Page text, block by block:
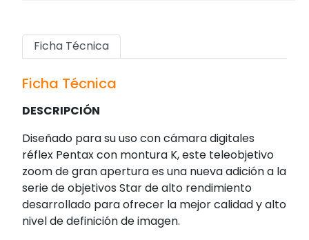
Ficha Técnica
Ficha Técnica
DESCRIPCIÓN
Diseñado para su uso con cámara digitales
réflex Pentax con montura K, este teleobjetivo
zoom de gran apertura es una nueva adición a la
serie de objetivos Star de alto rendimiento
desarrollado para ofrecer la mejor calidad y alto
nivel de definición de imagen.